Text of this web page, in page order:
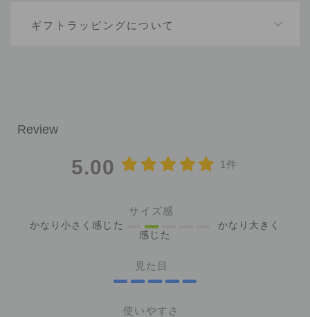
ギフトラッピングについて
5.00 1件
サイズ感
かなり小さく感じた
かなり大きく
感じた
見た目
使いやすさ